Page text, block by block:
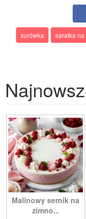
surówka sałatka
Malinowy sernik na
zimno...